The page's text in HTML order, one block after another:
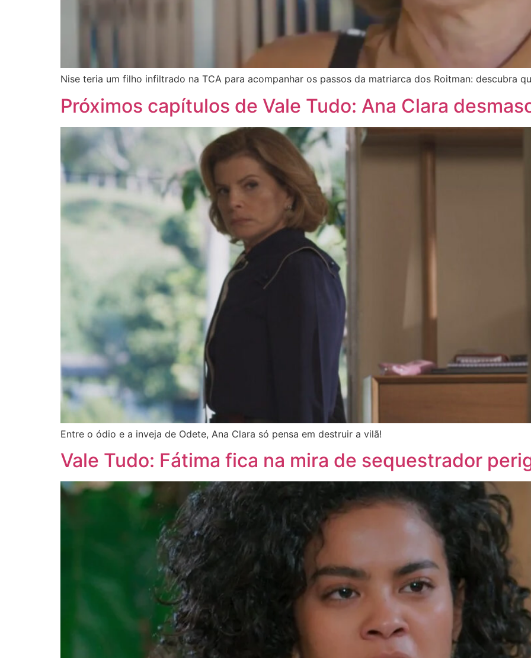
Nise teria um filho infiltrado na TCA para acompanhar os passos da matriarca dos Roitman: descubra
Próximos capítulos de Vale Tudo: Ana Clara
Entre o ódio e a inveja de Odete, Ana Clara só pensa em destruir a vilã!
Vale Tudo: Fátima fica na mira de sequestrador